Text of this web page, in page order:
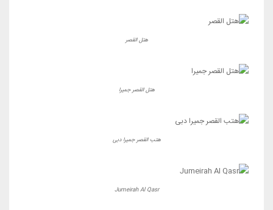
هتل القصر
هتل القصر جمیرا
هتب القصر جمیرا دبی
Jumeirah Al Qasr